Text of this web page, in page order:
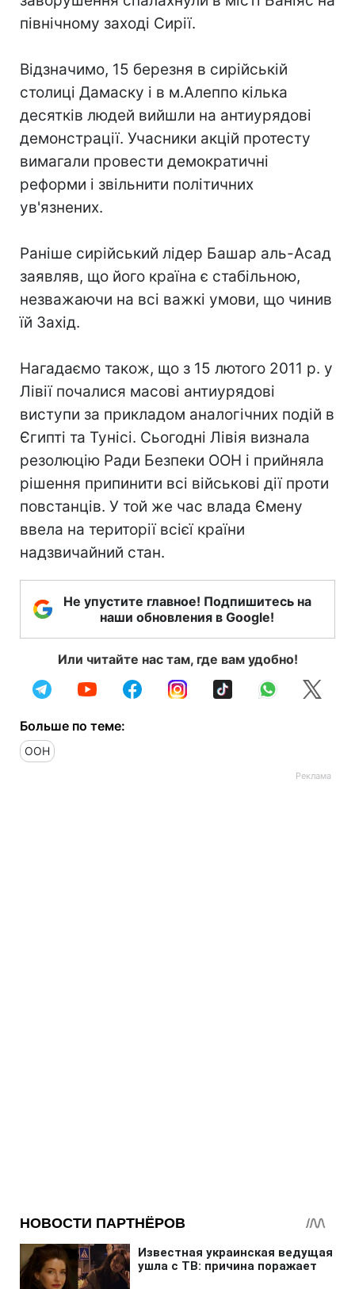
північному заході Сирії.
Відзначимо, 15 березня в сирійській
столиці Дамаску і в м.Алеппо кілька
десятків людей вийшли на антиурядові
демонстрації. Учасники акцій протесту
вимагали провести демократичні
реформи і звільнити політичних
ув'язнених.
Раніше сирійський лідер Башар аль-Асад
заявляв, що його країна є стабільною,
незважаючи на всі важкі умови, що чинив
їй Захід.
Нагадаємо також, що з 15 лютого 2011 р. у
Лівії почалися масові антиурядові
виступи за прикладом аналогічних подій в
Єгипті та Тунісі. Сьогодні Лівія визнала
резолюцію Ради Безпеки ООН і прийняла
рішення припинити всі військові дії проти
повстанців. У той же час влада Ємену
ввела на території всієї країни
надзвичайний стан.
Не упустите главное! Подпишитесь на
наши обновления в Google!
Или читайте нас там, где вам удобно!
Больше по теме:
ООН